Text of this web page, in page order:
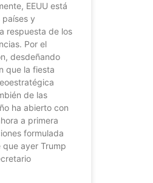
EEUU está
y
respuesta de los
Por el
desdeñando
que la fiesta
de las
ha abierto con
a primera
formulada
ayer Trump